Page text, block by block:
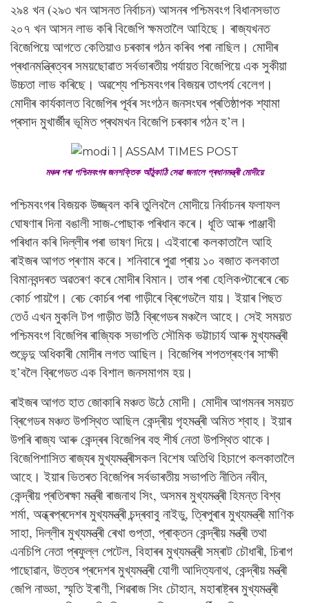
২৯৪ খন (২৯৩ খন আসনত নিৰ্বাচন) আসনৰ পশ্চিমবংগ বিধানসভাত
২০৭ খন আসন লাভ কৰি বিজেপি ক্ষমতালৈ আহিছে। ৰাজ্যখনত
বিজেপিয়ে আগতে কেতিয়াও চৰকাৰ গঠন কৰিব পৰা নাছিল। মোদীৰ
প্ৰধানমন্ত্ৰিত্বৰ সময়ছোৱাত সৰ্বভাৰতীয় পৰ্যায়ত বিজেপিয়ে এক সুকীয়া
উচ্চতা লাভ কৰিছে। অৱশ্যে পশ্চিমবংগৰ বিজয়ৰ তাৎপৰ্য বেলেগ।
মোদীৰ কাৰ্যকালত বিজেপিৰ পূৰ্বৰ সংগঠন জনসংঘৰ প্ৰতিষ্ঠাপক শ্যামা
প্ৰসাদ মুখাৰ্জীৰ ভূমিত প্ৰথমখন বিজেপি চৰকাৰ গঠন হ’ল।
মঞ্চৰ পৰা পশ্চিমবংগৰ জনশক্তিক আঁঠুকাঠি সেৱা জনালে প্ৰধানমন্ত্ৰী মোদীয়ে
পশ্চিমবংগৰ বিজয়ক উজ্জ্বল কৰি তুলিবলৈ মোদীয়ে নিৰ্বাচনৰ ফলাফল
ঘোষণাৰ দিনা বঙালী সাজ-পোছাক পৰিধান কৰে। ধূতি আৰু পাঞ্জাবী
পৰিধান কৰি দিল্লীৰ পৰা ভাষণ দিয়ে। এইবাৰো কলকাতালৈ আহি
ৰাইজৰ আগত প্ৰণাম কৰে। শনিবাৰে পুৱা প্ৰায় ১০ বজাত কলকাতা
বিমানবন্দৰত অৱতৰণ কৰে মোদীৰ বিমান। তাৰ পৰা হেলিকপ্টাৰেৰে ৰেচ
কোৰ্চ পায়গৈ। ৰেচ কোৰ্চৰ পৰা গাড়ীৰে ব্ৰিগেডলৈ যায়। ইয়াৰ পিছত
তেওঁ এখন মুকলি টপ গাড়ীত উঠি ব্ৰিগেডৰ মঞ্চলৈ আহে। সেই সময়ত
পশ্চিমবংগ বিজেপিৰ ৰাজ্যিক সভাপতি সৌমিক ভট্টাচাৰ্য আৰু মুখ্যমন্ত্ৰী
শুভেন্দু অধিকাৰী মোদীৰ লগত আছিল। বিজেপিৰ শপতগ্ৰহণৰ সাক্ষী
হ’বলৈ ব্ৰিগেডত এক বিশাল জনসমাগম হয়।
ৰাইজৰ আগত হাত জোকাৰি মঞ্চত উঠে মোদী। মোদীৰ আগমনৰ সময়ত
ব্ৰিগেডৰ মঞ্চত উপস্থিত আছিল কেন্দ্ৰীয় গৃহমন্ত্ৰী অমিত শ্বাহ। ইয়াৰ
উপৰি ৰাজ্য আৰু কেন্দ্ৰৰ বিজেপিৰ বহু শীৰ্ষ নেতা উপস্থিত থাকে।
বিজেপিশাসিত ৰাজ্যৰ মুখ্যমন্ত্ৰীসকল বিশেষ অতিথি হিচাপে কলকাতালৈ
আহে। ইয়াৰ ভিতৰত বিজেপিৰ সৰ্বভাৰতীয় সভাপতি নীতিন নবীন,
কেন্দ্ৰীয় প্ৰতিৰক্ষা মন্ত্ৰী ৰাজনাথ সিং, অসমৰ মুখ্যমন্ত্ৰী হিমন্ত বিশ্ব
শৰ্মা, অন্ধ্ৰপ্ৰদেশৰ মুখ্যমন্ত্ৰী চন্দ্ৰবাবু নাইডু, ত্ৰিপুৰাৰ মুখ্যমন্ত্ৰী মাণিক
সাহা, দিল্লীৰ মুখ্যমন্ত্ৰী ৰেখা গুপ্তা, প্ৰাক্তন কেন্দ্ৰীয় মন্ত্ৰী তথা
এনচিপি নেতা প্ৰফুল্ল পেটেল, বিহাৰৰ মুখ্যমন্ত্ৰী সম্ৰাট চৌধাৰী, চিৰাগ
পাছোৱান, উত্তৰ প্ৰদেশৰ মুখ্যমন্ত্ৰী যোগী আদিত্যনাথ, কেন্দ্ৰীয় মন্ত্ৰী
জেপি নাড্ডা, স্মৃতি ইৰাণী, শিৱৰাজ সিং চৌহান, মহাৰাষ্ট্ৰৰ মুখ্যমন্ত্ৰী